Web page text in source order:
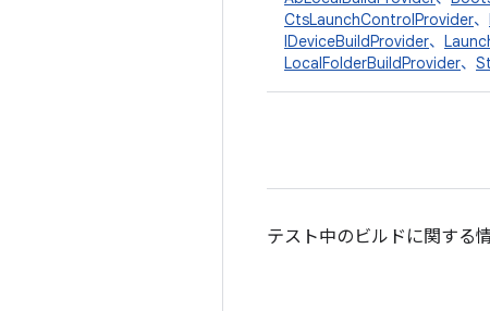
CtsLaunchControlProvider、
IDeviceBuildProvider、
LocalFolderBuildProvider、
テスト中のビルドに関する